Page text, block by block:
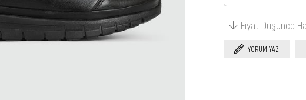
Fiyat Düşünce
YORUM YAZ